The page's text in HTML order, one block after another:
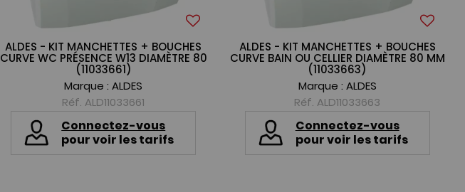
ALDES - KIT MANCHETTES + BOUCHES
CURVE WC PRÉSENCE W13 DIAMÈTRE 80
(11033661)
Marque :ALDES
Réf. ALD11033661
Connectez-vous
pour voir les tarifs
ALDES - KIT MANCHETTES + BOUCHES
CURVE BAIN OU CELLIER DIAMÈTRE 80 MM
(11033663)
Marque : ALDES
Réf. ALD11033663
Connectez-vous
pour voir les tarifs